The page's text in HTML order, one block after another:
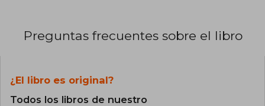
Preguntas frecuentes sobre el libro
¿El libro es original?
Todos los libros de nuestro